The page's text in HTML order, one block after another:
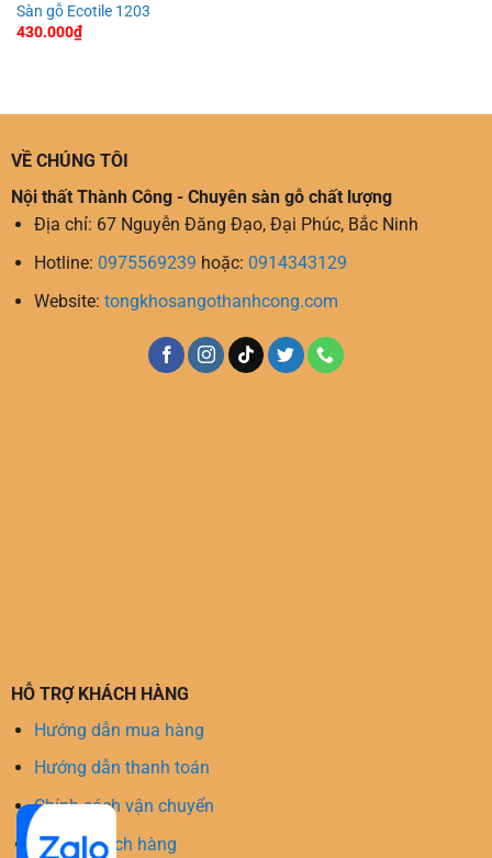
Sàn gỗ Ecotile 1203
430.000₫
VỀ CHÚNG TÔI
Nội thất Thành Công - Chuyên sàn gỗ chất lượng
Địa chỉ: 67 Nguyễn Đăng Đạo, Đại Phúc, Bắc Ninh
Hotline: 0975569239 hoặc: 0914343129
Website: tongkhosangothanhcong.com
HỖ TRỢ KHÁCH HÀNG
Hướng dẫn mua hàng
Hướng dẫn thanh toán
Chính sách vận chuyển
Hỗ trợ khách hàng